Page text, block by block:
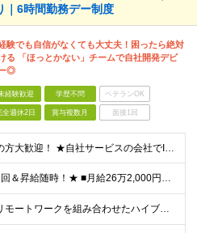
｜6時間勤務デー制度
験でも自信がなくても大丈夫！困ったら絶対
る 「ほっとかない」チームで自社開発デビ
◎
経験歓迎 学歴不問 ベテランOK
全週休2日 賞与複数月 面接1回
★未経験の方大歓迎！ ★自社サービスの会社でIT業界デビューを目指しましょう◎ ■学歴不問 ＼以下のような方大歓迎／ ◎ITの仕事に興味がある ◎エンジニアとしてキャリアを築きたい ◎社会貢献性の高
★賞与年2回＆昇給随時！★ ■月給26万2,000円～33万円＋賞与年2回＋交通費 ※前職の給与やスキルを考慮し決定します ※固定残業代（月45時間分／6万9,000円～8万7,000円）を含みます
★出社とリモートワークを組み合わせたハイブリッド勤務！ ★幡ヶ谷駅から徒歩1分！ 【本社】 東京都渋谷区幡ヶ谷1-34-14 宝ビル3F ※(変更の範囲)上記を除く当社関連勤務地